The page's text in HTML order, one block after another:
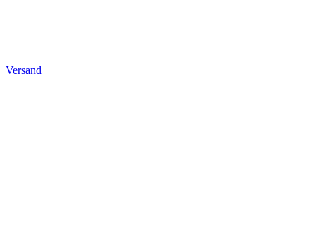
Versand